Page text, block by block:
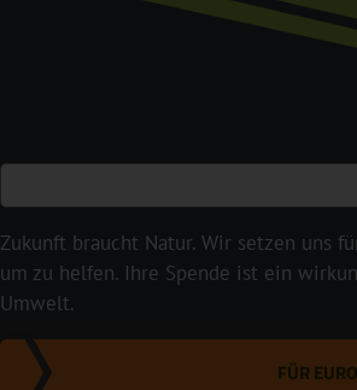
Zukunft braucht Natur. Wir setzen uns
um zu helfen. Ihre Spende ist ein
Umwelt.
FÜR